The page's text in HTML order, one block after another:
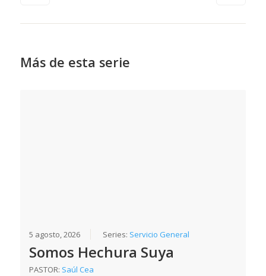
Más de esta serie
5 agosto, 2026 Series: Servicio General
Somos Hechura Suya
PASTOR: Saúl Cea